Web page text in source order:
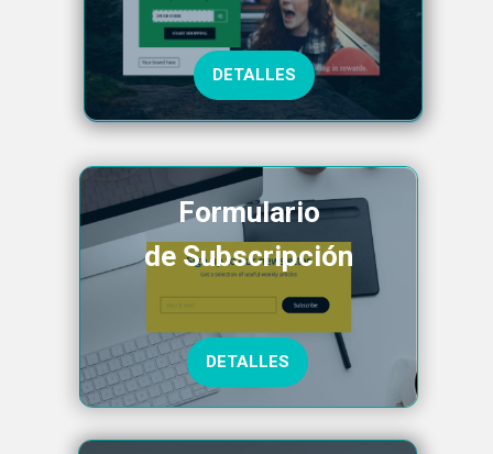
DETALLES
Formulario
de Subscripción
DETALLES